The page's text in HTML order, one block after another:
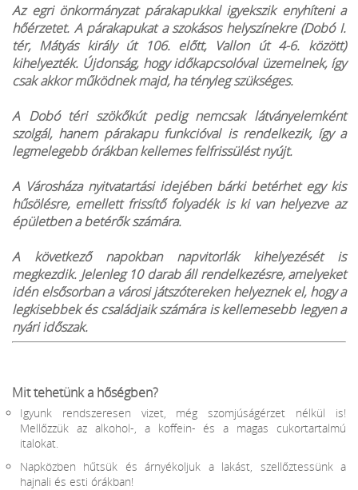
Az egri önkormányzat párakapukkal igyekszik enyhíteni a
hőérzetet. A párakapukat a szokásos helyszínekre (Dobó I.
tér, Mátyás király út 106. előtt, Vallon út 4-6. között)
kihelyezték. Újdonság, hogy időkapcsolóval üzemelnek, így
csak akkor működnek majd, ha tényleg szükséges.
A Dobó téri szökőkút pedig nemcsak látványelemként
szolgál, hanem párakapu funkcióval is rendelkezik, így a
legmelegebb órákban kellemes felfrissülést nyújt.
A Városháza nyitvatartási idejében bárki betérhet egy kis
hűsölésre, emellett frissítő folyadék is ki van helyezve az
épületben a betérők számára.
A következő napokban napvitorlák kihelyezését is
megkezdik. Jelenleg 10 darab áll rendelkezésre, amelyeket
idén elsősorban a városi játszótereken helyeznek el, hogy a
legkisebbek és családjaik számára is kellemesebb legyen a
nyári időszak.
Mit tehetünk a hőségben?
Igyunk rendszeresen vizet, még szomjúságérzet nélkül is!
Mellőzzük az alkohol-, a koffein- és a magas cukortartalmú
italokat.
Napközben hűtsük és árnyékoljuk a lakást, szellőztessünk a
hajnali és esti órákban!